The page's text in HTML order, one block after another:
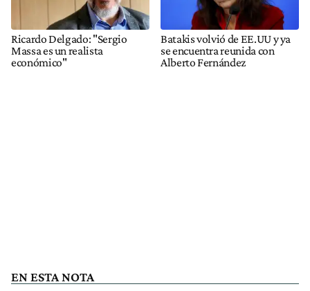
Ricardo Delgado: "Sergio
Massa es un realista
económico"
Batakis volvió de EE.UU y ya
se encuentra reunida con
Alberto Fernández
EN ESTA NOTA